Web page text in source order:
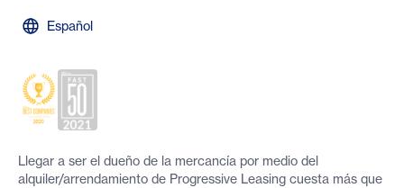
Español
Llegar a ser el dueño de la mercancía por medio del
alquiler/arrendamiento de Progressive Leasing cuesta más que